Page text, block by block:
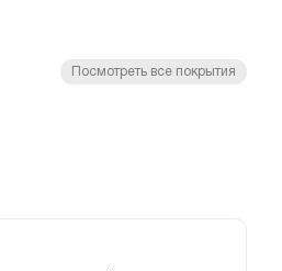
Посмотреть все покрытия